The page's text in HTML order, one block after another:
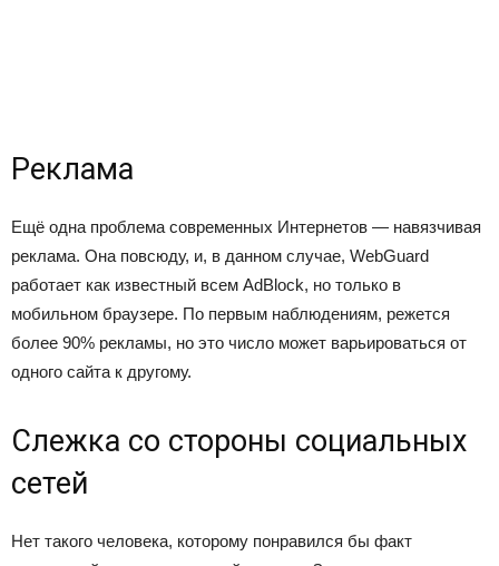
Реклама
Ещё одна проблема современных Интернетов — навязчивая
реклама. Она повсюду, и, в данном случае, WebGuard
работает как известный всем AdBlock, но только в
мобильном браузере. По первым наблюдениям, режется
более 90% рекламы, но это число может варьироваться от
одного сайта к другому.
Слежка со стороны социальных
сетей
Нет такого человека, которому понравился бы факт